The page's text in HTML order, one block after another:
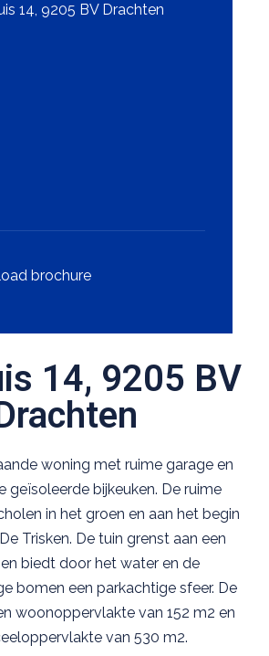
14, 9205 BV
woning met ruime garage en
geïsoleerde bijkeuken. De ruime
in het groen en aan het begin
Trisken. De tuin grenst aan een
biedt door het water en de
bomen een parkachtige sfeer. De
woonoppervlakte van 152 m2 en
van 530 m2.
14, 9205 BV Drachten
brochure